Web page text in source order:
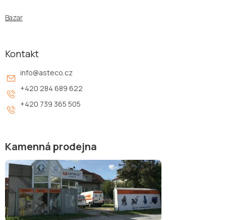
Bazar
Kontakt
info@asteco.cz
+420 284 689 622
+420 739 365 505
Kamenná prodejna